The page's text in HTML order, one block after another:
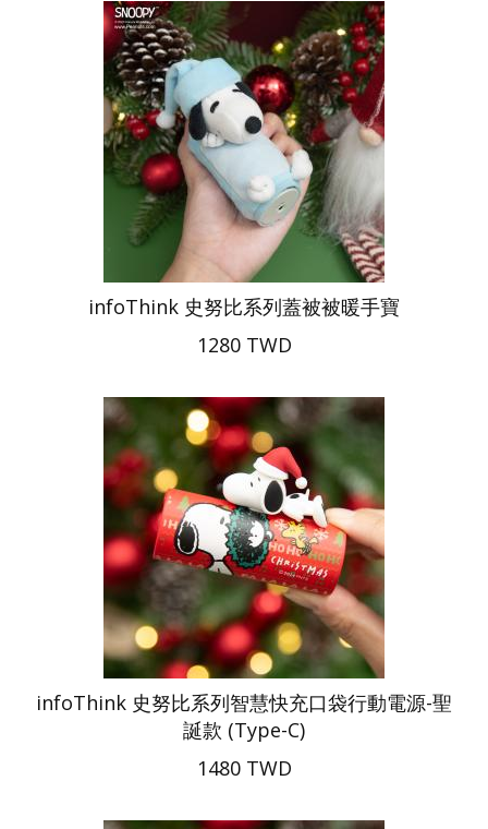
infoThink 史努比系列蓋被被暖手寶
1280 TWD
infoThink 史努比系列智慧快充口袋行動電源-聖
誕款 (Type-C)
1480 TWD